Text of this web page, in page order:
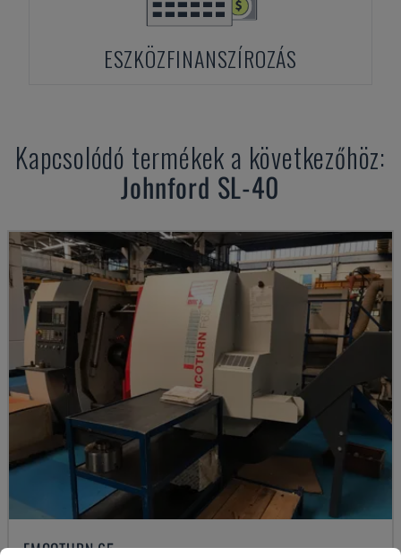
ESZKÖZFINANSZÍROZÁS
Kapcsolódó termékek a következőhöz:
Johnford SL-40
EMCOTURN 65